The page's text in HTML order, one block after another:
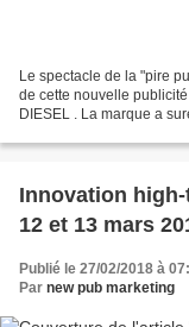
Le spectacle de la "pire
de cette nouvelle
DIESEL . La marque a
Innovation high-
12 et 13 mars
Publié le 27/02/2018 à
Par new pub marketing